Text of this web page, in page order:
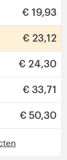
€ 19,93
€ 23,12
€ 24,30
€ 33,71
€ 50,30